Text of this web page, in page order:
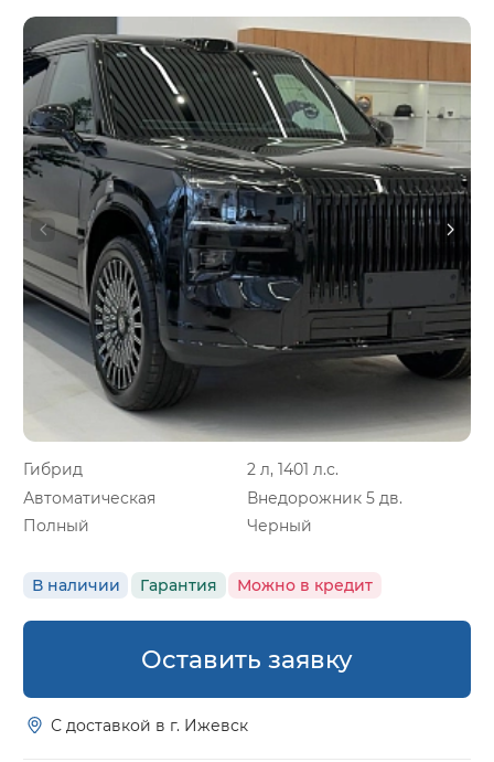
Гибрид
2 л, 1401 л.с.
Автоматическая
Внедорожник 5 дв.
Полный
Черный
В наличии Гарантия Можно в кредит
Оставить заявку
С доставкой в г. Ижевск